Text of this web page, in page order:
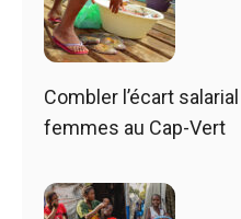
Combler l’écart
femmes au Cap-Vert